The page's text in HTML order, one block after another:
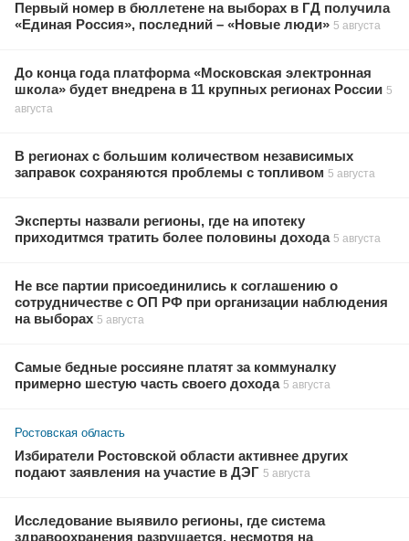
Первый номер в бюллетене на выборах в ГД получила
«Единая Россия», последний – «Новые люди» 5 августа
До конца года платформа «Московская электронная
школа» будет внедрена в 11 крупных регионах России 5
августа
В регионах с большим количеством независимых
заправок сохраняются проблемы с топливом 5 августа
Эксперты назвали регионы, где на ипотеку
приходитмся тратить более половины дохода 5 августа
Не все партии присоединились к соглашению о
сотрудничестве с ОП РФ при организации наблюдения
на выборах 5 августа
Самые бедные россияне платят за коммуналку
примерно шестую часть своего дохода 5 августа
Ростовская область
Избиратели Ростовской области активнее других
подают заявления на участие в ДЭГ 5 августа
Исследование выявило регионы, где система
здравоохранения разрушается, несмотря на